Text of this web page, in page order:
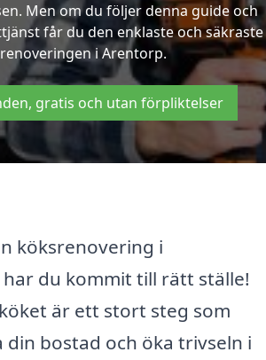
Men om du följer denna guide och
får du den enklaste och säkraste
i Arentorp.
gratis och utan förpliktelser
köksrenovering i
du kommit till rätt ställe!
är ett stort steg som
din bostad och öka trivseln i